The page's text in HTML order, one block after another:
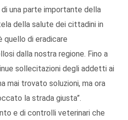
una parte importante della
della salute dei cittadini in
quello di eradicare
dalla nostra regione. Fino a
sollecitazioni degli addetti ai
mai trovato soluzioni, ma ora
la strada giusta”.
e di controlli veterinari che